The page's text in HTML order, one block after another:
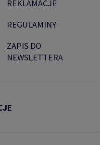
REKLAMACJE
REGULAMINY
ZAPIS DO
NEWSLETTERA